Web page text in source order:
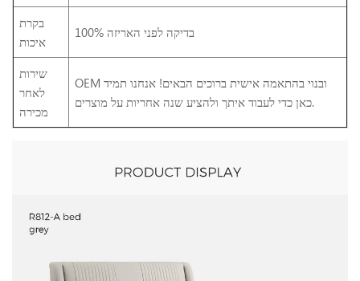
בקרת
איכות
100% בדיקה לפני האריזה
שירות
לאחר
מכירה
OEM ובנוי בהתאמה אישית ברוכים הבאים! אנחנו תמיד
כאן כדי לעבוד איתך ולהציע שנה אחריות על מוצרים.